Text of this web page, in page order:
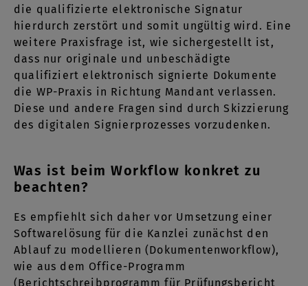
die qualifizierte elektronische Signatur
hierdurch zerstört und somit ungültig wird. Eine
weitere Praxisfrage ist, wie sichergestellt ist,
dass nur originale und unbeschädigte
qualifiziert elektronisch signierte Dokumente
die WP-Praxis in Richtung Mandant verlassen.
Diese und andere Fragen sind durch Skizzierung
des digitalen Signierprozesses vorzudenken.
Was ist beim Workflow konkret zu
beachten?
Es empfiehlt sich daher vor Umsetzung einer
Softwarelösung für die Kanzlei zunächst den
Ablauf zu modellieren (Dokumentenworkflow),
wie aus dem Office-Programm
(Berichtschreibprogramm für Prüfungsbericht